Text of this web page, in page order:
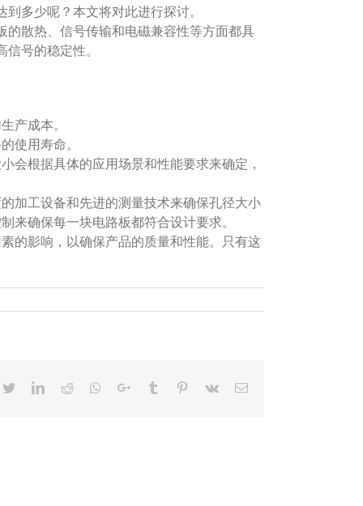
多少呢？本文将对此进行探讨。
的散热、信号传输和电磁兼容性等方面都具
号的稳定性。
产成本。
使用寿命。
会根据具体的应用场景和性能要求来确定，
加工设备和先进的测量技术来确保孔径大小
来确保每一块电路板都符合设计要求。
的影响，以确保产品的质量和性能。只有这
TwitterLinkedIn
Reddit Whatsapp
Google+Tumblr Pinterest
Vk Email